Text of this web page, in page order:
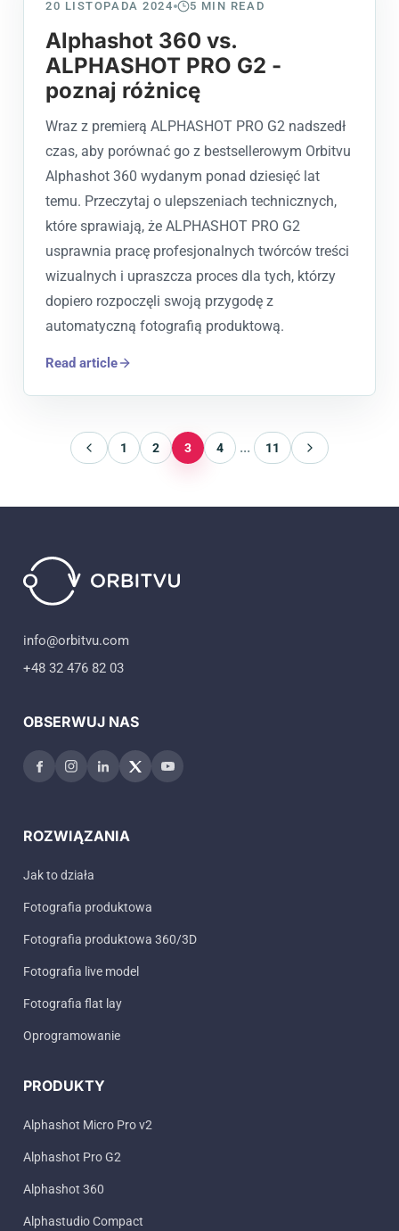
20 LISTOPADA 2024
5 MIN READ
Alphashot 360 vs.
ALPHASHOT PRO G2 -
poznaj różnicę
Wraz z premierą ALPHASHOT PRO G2 nadszedł
czas, aby porównać go z bestsellerowym Orbitvu
Alphashot 360 wydanym ponad dziesięć lat
temu. Przeczytaj o ulepszeniach technicznych,
które sprawiają, że ALPHASHOT PRO G2
usprawnia pracę profesjonalnych twórców treści
wizualnych i upraszcza proces dla tych, którzy
dopiero rozpoczęli swoją przygodę z
automatyczną fotografią produktową.
Read article
1 2 3 4 ... 11
info@orbitvu.com
+48 32 476 82 03
OBSERWUJ NAS
ROZWIĄZANIA
Jak to działa
Fotografia produktowa
Fotografia produktowa 360/3D
Fotografia live model
Fotografia flat lay
Oprogramowanie
PRODUKTY
Alphashot Micro Pro v2
Alphashot Pro G2
Alphashot 360
Alphastudio Compact